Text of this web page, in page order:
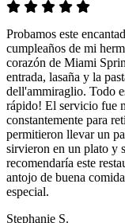
Probamos este
cumpleaños de mi
corazón de Miami
entrada, lasaña y la
dell'ammiraglio. Todo
rápido! El servicio fue
constantemente para
permitieron llevar un
sirvieron en un plato y
recomendaría este
antojo de buena
especial.
Stephanie S.